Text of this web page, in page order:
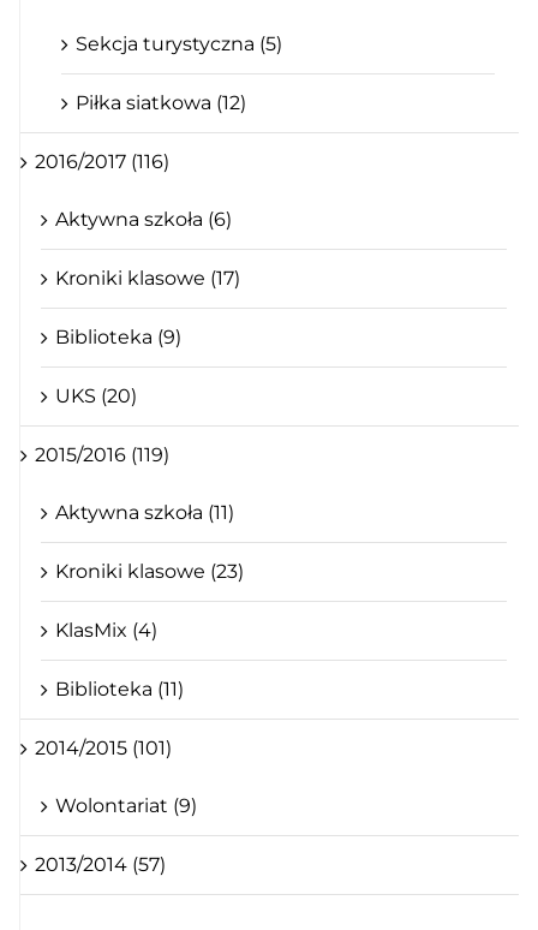
Sekcja turystyczna (5)
Piłka siatkowa (12)
2016/2017 (116)
Aktywna szkoła (6)
Kroniki klasowe (17)
Biblioteka (9)
UKS (20)
2015/2016 (119)
Aktywna szkoła (11)
Kroniki klasowe (23)
KlasMix (4)
Biblioteka (11)
2014/2015 (101)
Wolontariat (9)
2013/2014 (57)